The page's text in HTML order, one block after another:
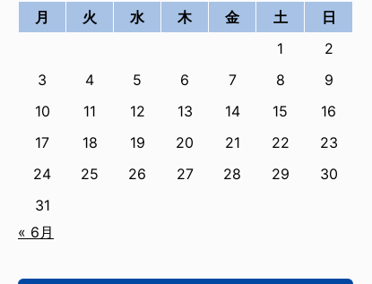
月
火 水 木 金 土
日
1
2
3
4 5 6 7 8
9
10
11 12 13 14 15
16
17
18 19 20 21 22
23
24
25 26 27 28 29
30
31
« 6月